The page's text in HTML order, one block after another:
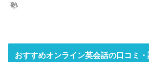
塾
おすすめオンライン英会話の口コミ・